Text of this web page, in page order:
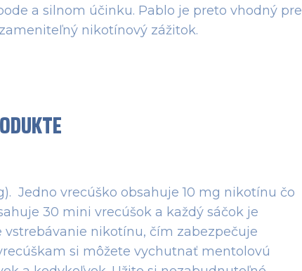
a silnom účinku. Pablo je preto vhodný pre
nikotínový zážitok.
Jedno vrecúško obsahuje 10 mg nikotínu čo
30 mini vrecúšok a každý sáčok je
nikotínu, čím zabezpečuje
si môžete vychutnať mentolovú